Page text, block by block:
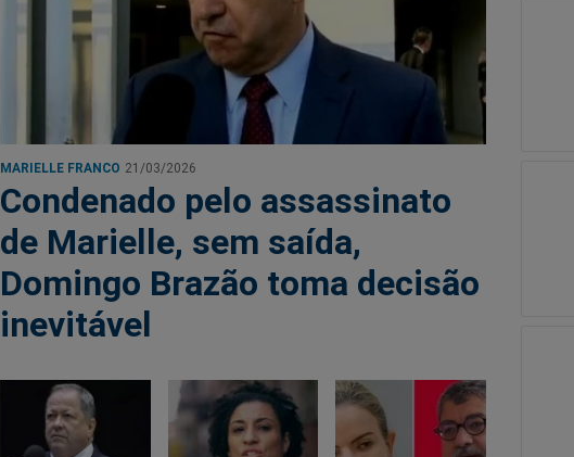
MARIELLE FRANCO 21/03/2026
Condenado pelo assassinato
de Marielle, sem saída,
Domingo Brazão toma decisão
inevitável